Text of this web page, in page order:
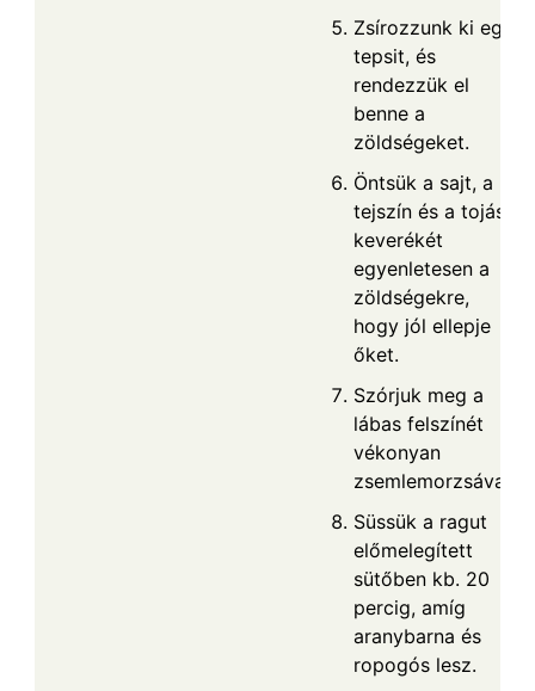
Zsírozzunk ki egy
tepsit, és
rendezzük el
benne a
zöldségeket.
Öntsük a sajt, a
tejszín és a tojás
keverékét
egyenletesen a
zöldségekre,
hogy jól ellepje
őket.
Szórjuk meg a
lábas felszínét
vékonyan
zsemlemorzsával.
Süssük a ragut
előmelegített
sütőben kb. 20
percig, amíg
aranybarna és
ropogós lesz.